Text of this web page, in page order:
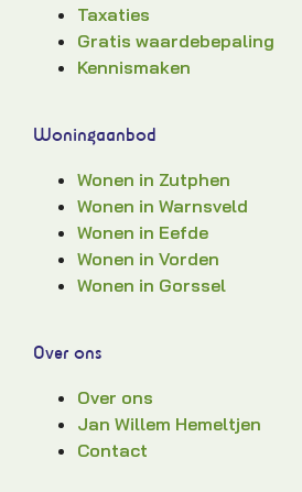
Taxaties
Gratis waardebepaling
Kennismaken
Woningaanbod
Wonen in Zutphen
Wonen in Warnsveld
Wonen in Eefde
Wonen in Vorden
Wonen in Gorssel
Over ons
Over ons
Jan Willem Hemeltjen
Contact